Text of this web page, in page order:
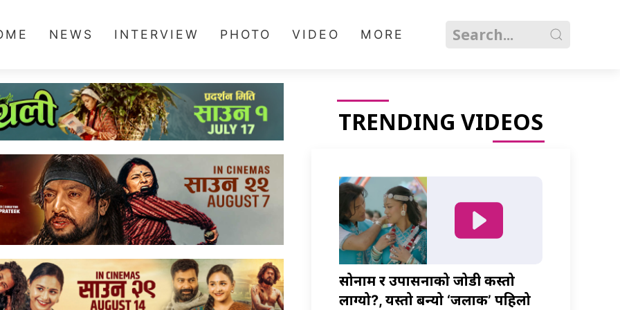
NEWS INTERVIEW PHOTO VIDEO MORE
TRENDING VIDEOS
सोनाम र उपासनाको जोडी कस्तो
लाग्यो?, यस्तो बन्यो ‘जलाकी’ पहिलो